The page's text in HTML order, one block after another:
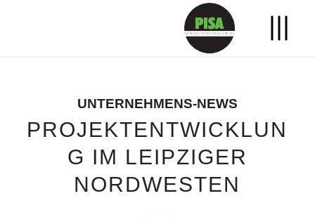
UNTERNEHMENS-NEWS
PROJEKTENTWICKLUN
G IM LEIPZIGER
NORDWESTEN